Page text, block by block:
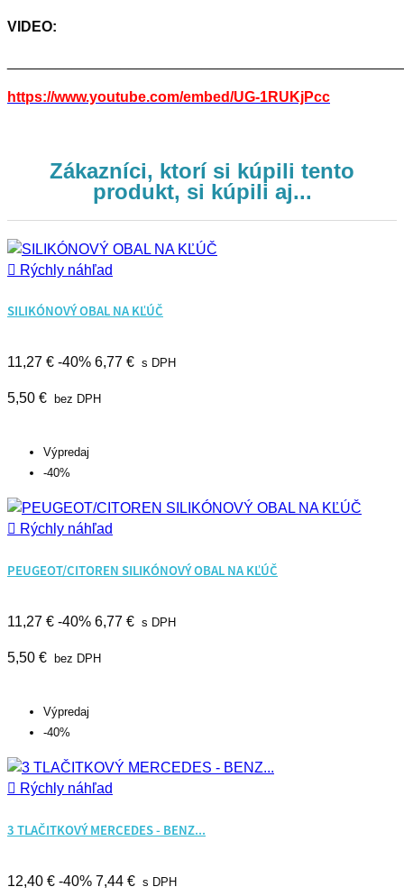
VIDEO:
https://www.youtube.com/embed/UG-1RUKjPcc
Zákazníci, ktorí si kúpili tento
produkt, si kúpili aj...
 Rýchly náhľad
SILIKÓNOVÝ OBAL NA KĽÚČ
11,27 € -40% 6,77 € s DPH
5,50 € bez DPH
Výpredaj
-40%
 Rýchly náhľad
PEUGEOT/CITOREN SILIKÓNOVÝ OBAL NA KĽÚČ
11,27 € -40% 6,77 € s DPH
5,50 € bez DPH
Výpredaj
-40%
 Rýchly náhľad
3 TLAČITKOVÝ MERCEDES - BENZ...
12,40 € -40% 7,44 € s DPH